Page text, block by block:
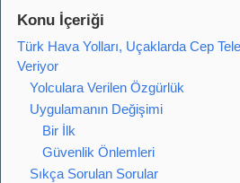
Konu İçeriği
Türk Hava Yolları, Uçaklarda Cep
Veriyor
Yolculara Verilen Özgürlük
Uygulamanın Değişimi
Bir İlk
Güvenlik Önlemleri
Sıkça Sorulan Sorular